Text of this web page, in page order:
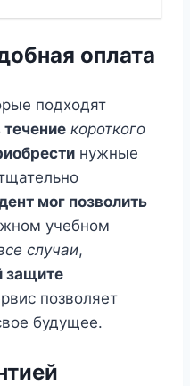
оплата
подходят
течение короткого
нужные
мог позволить
учебном
случаи,
защите
позволяет
будущее.